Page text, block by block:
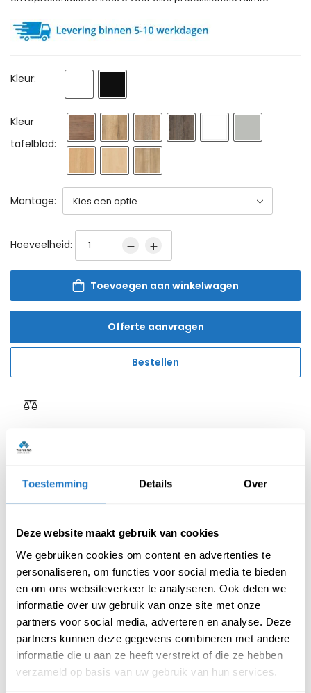
Toestemming Details Over
Deze website maakt gebruik van cookies
We gebruiken cookies om content en advertenties te
personaliseren, om functies voor social media te bieden
en om ons websiteverkeer te analyseren. Ook delen we
informatie over uw gebruik van onze site met onze
partners voor social media, adverteren en analyse. Deze
partners kunnen deze gegevens combineren met andere
informatie die u aan ze heeft verstrekt of die ze hebben
verzameld op basis van uw gebruik van hun services.
Kleur:
Kleur
tafelblad:
Montage:
Hoeveelheid:
Toevoegen aan winkelwagen
Offerte aanvragen
Bestellen
Onderstaand staan de kenmerken van deze budgetvriendelijke
bistrotafel beschreven:
Kenmerken bistrotafel vierkant –
hoge variant:
Het onderstel is leverbaar in een tweetal kleuren: wit &